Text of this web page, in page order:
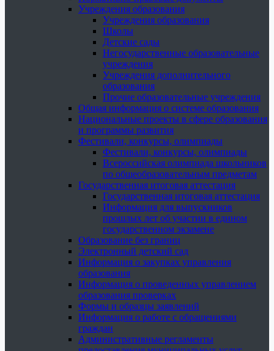
Учреждения образования
Учреждения образования
Школы
Детские сады
Негосударственные образовательные
учреждения
Учреждения дополнительного
образования
Прочие образовательные учреждения
Общая информация о системе образования
Национальные проекты в сфере образования
и программы развития
Фестивали, конкурсы, олимпиады
Фестивали, конкурсы, олимпиады
Всероссийская олимпиада школьников
по общеобразовательным предметам
Государственная итоговая аттестация
Государственная итоговая аттестация
Информация для выпускников
прошлых лет об участии в едином
государственном экзамене
Образование без границ
Электронный детский сад
Информация о закупках управления
образования
Информация о проведенных управлением
образования проверках
Формы и образцы заявлений
Информация о работе с обращениями
граждан
Административные регламенты